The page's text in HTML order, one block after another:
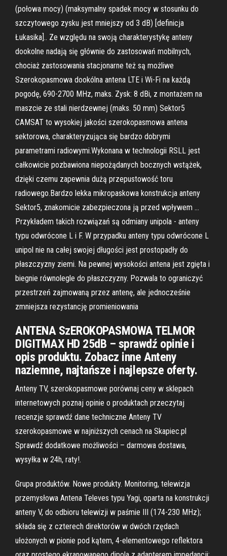
(połowa mocy) (maksymalny spadek mocy w stosunku do
szczytowego zysku jest mniejszy od 3 dB) [definicja
Łukasika].. Ze względu na swoją charakterystykę anteny
dookolne nadają się głównie do zastosowań mobilnych,
chociaż zastosowania stacjonarne też są możliwe
Szerokopasmowa dookólna antena LTE i Wi-Fi na każdą
pogodę, 690-2700 MHz, maks. Zysk: 8 dBi, z montażem na
maszcie ze stali nierdzewnej (maks. 50 mm) Sektor5
CAMSAT to wysokiej jakości szerokopasmowa antena
sektorowa, charakteryzująca się bardzo dobrymi
parametrami radiowymi.Wykonana w technologii RSLL jest
całkowicie pozbawiona niepożądanych bocznych wstążek,
dzięki czemu zapewnia dużą przepustowość toru
radiowego.Bardzo lekka mikropaskowa konstrukcja anteny
Sektor5, znakomicie zabezpieczona ją przed wpływem …
Przykładem takich rozwiązań są odmiany unipola - anteny
typu odwrócone L i F. W przypadku anteny typu odwrócone L
unipol nie na całej swojej długości jest prostopadły do
płaszczyzny ziemi. Na pewnej wysokości antena jest zgięta i
biegnie równolegle do płaszczyzny. Pozwala to ograniczyć
przestrzeń zajmowaną przez antenę, ale jednocześnie
zmniejsza rezystancję promieniowania
ANTENA SzEROKOPASMOWA TELMOR
DIGITMAX HD 25dB – sprawdź opinie i
opis produktu. Zobacz inne Anteny
naziemne, najtańsze i najlepsze oferty.
Anteny TV, szerokopasmowe porównaj ceny w sklepach
internetowych poznaj opinie o produktach przeczytaj
recenzje sprawdź dane techniczne Anteny TV
szerokopasmowe w najniższych cenach na Skapiec.pl
Sprawdź dodatkowe możliwości – darmowa dostawa,
wysyłka w 24h, raty!.
Grupa produktów. Nowe produkty. Monitoring, telewizja
przemysłowa Antena Televes typu Yagi, oparta na konstrukcji
anteny V, do odbioru telewizji w paśmie III (174-230 MHz);
składa się z czterech direktorów w dwóch rzędach
ułożonych w pionie pod kątem, 4-elementowego reflektora